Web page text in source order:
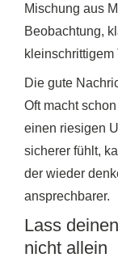
Mischung aus
Beobachtung,
kleinschrittigem
Die gute
Oft macht
einen riesigen
sicherer fühlt,
der wieder
ansprechbarer.
Lass
nicht allein